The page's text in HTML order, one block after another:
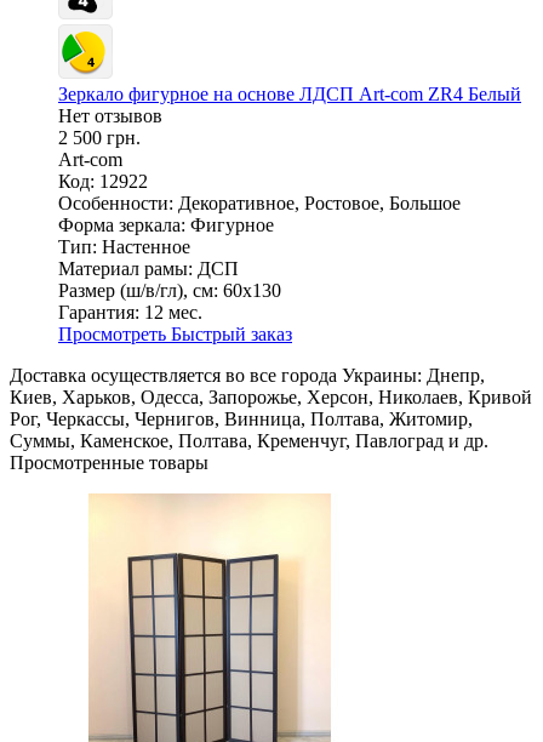
Зеркало фигурное на основе ЛДСП Art-com ZR4 Белый
Нет отзывов
2 500 грн.
Art-com
Код: 12922
Особенности: Декоративное, Ростовое, Большое
Форма зеркала: Фигурное
Тип: Настенное
Материал рамы: ДСП
Размер (ш/в/гл), см: 60х130
Гарантия: 12 мес.
Просмотреть Быстрый заказ
Доставка осуществляется во все города Украины: Днепр,
Киев, Харьков, Одесса, Запорожье, Херсон, Николаев, Кривой
Рог, Черкассы, Чернигов, Винница, Полтава, Житомир,
Суммы, Каменское, Полтава, Кременчуг, Павлоград и др.
Просмотренные товары